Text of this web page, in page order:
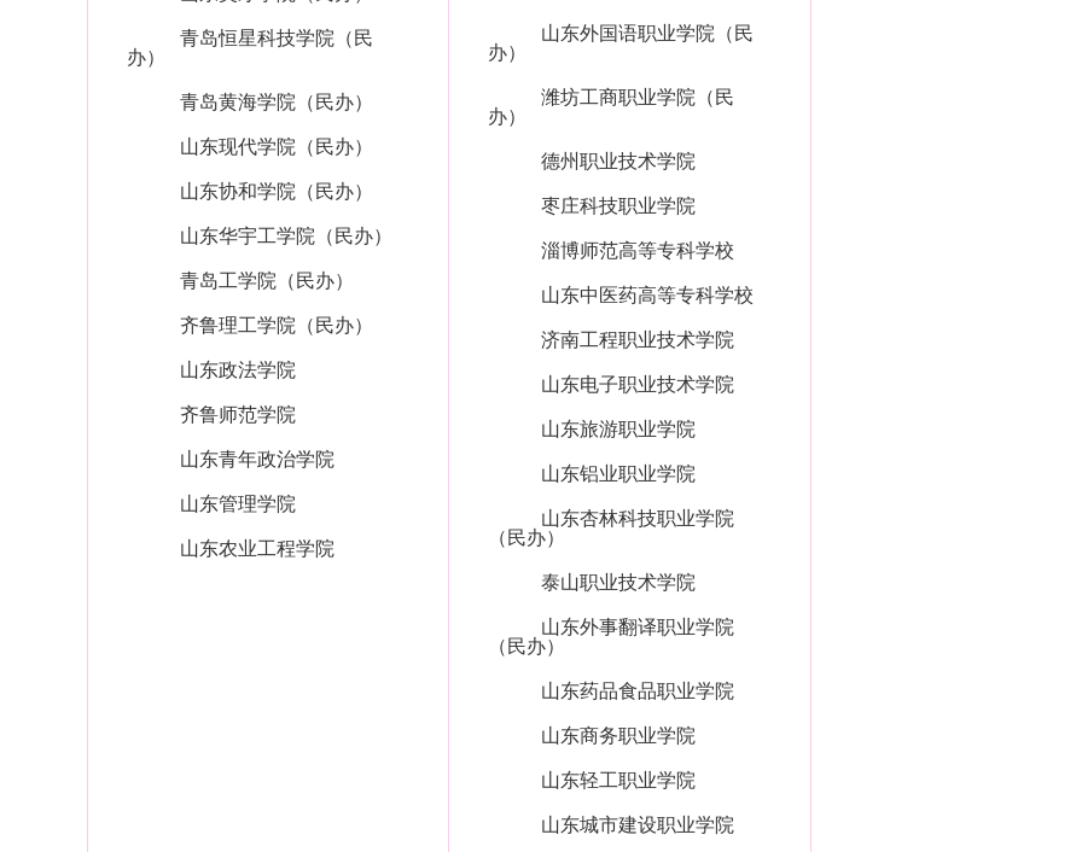
青岛恒星科技学院（民
办）
青岛黄海学院（民办）
山东现代学院（民办）
山东协和学院（民办）
山东华宇工学院（民办）
青岛工学院（民办）
齐鲁理工学院（民办）
山东政法学院
齐鲁师范学院
山东青年政治学院
山东管理学院
山东农业工程学院
山东外国语职业学院（民
办）
潍坊工商职业学院（民
办）
德州职业技术学院
枣庄科技职业学院
淄博师范高等专科学校
山东中医药高等专科学校
济南工程职业技术学院
山东电子职业技术学院
山东旅游职业学院
山东铝业职业学院
山东杏林科技职业学院
（民办）
泰山职业技术学院
山东外事翻译职业学院
（民办）
山东药品食品职业学院
山东商务职业学院
山东轻工职业学院
山东城市建设职业学院